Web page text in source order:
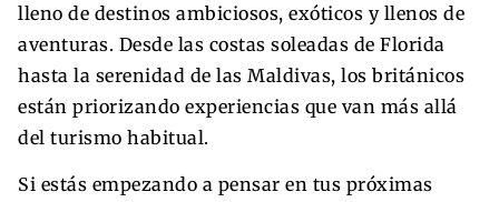
lleno de destinos ambiciosos, exóticos y llenos de
aventuras. Desde las costas soleadas de Florida
hasta la serenidad de las Maldivas, los británicos
están priorizando experiencias que van más allá
del turismo habitual.
Si estás empezando a pensar en tus próximas